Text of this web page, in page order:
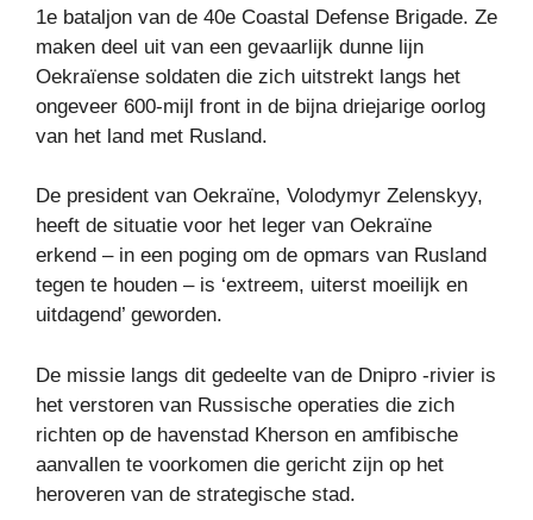
1e bataljon van de 40e Coastal Defense Brigade. Ze
maken deel uit van een gevaarlijk dunne lijn
Oekraïense soldaten die zich uitstrekt langs het
ongeveer 600-mijl front in de bijna driejarige oorlog
van het land met Rusland.
De president van Oekraïne, Volodymyr Zelenskyy,
heeft de situatie voor het leger van Oekraïne
erkend – in een poging om de opmars van Rusland
tegen te houden – is ‘extreem, uiterst moeilijk en
uitdagend’ geworden.
De missie langs dit gedeelte van de Dnipro -rivier is
het verstoren van Russische operaties die zich
richten op de havenstad Kherson en amfibische
aanvallen te voorkomen die gericht zijn op het
heroveren van de strategische stad.